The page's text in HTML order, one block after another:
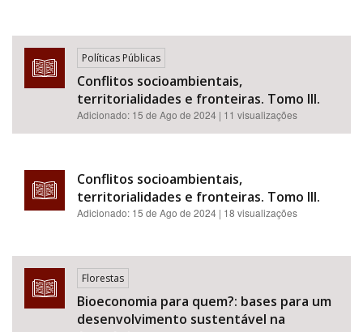
Políticas Públicas
Conflitos socioambientais,
territorialidades e fronteiras. Tomo III.
Adicionado: 15 de Ago de 2024 | 11 visualizações
Conflitos socioambientais,
territorialidades e fronteiras. Tomo III.
Adicionado: 15 de Ago de 2024 | 18 visualizações
Florestas
Bioeconomia para quem?: bases para um
desenvolvimento sustentável na